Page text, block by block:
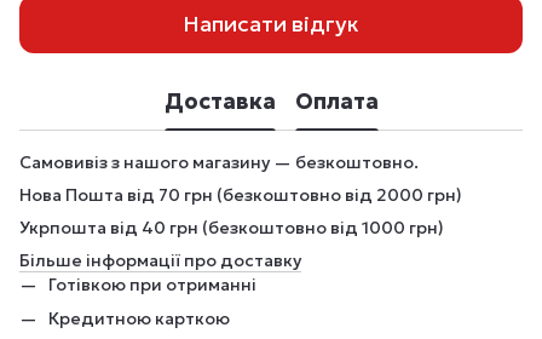
Написати відгук
Доставка Оплата
Самовивіз з нашого магазину — безкоштовно.
Нова Пошта від 70 грн (безкоштовно від 2000 грн)
Укрпошта від 40 грн (безкоштовно від 1000 грн)
Більше інформації про доставку
Готівкою при отриманні
Кредитною карткою